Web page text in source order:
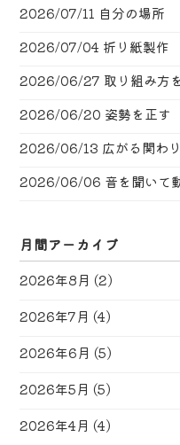
2026/07/11 自分の場所
2026/07/04 折り紙製作
2026/06/27 取り組み方
2026/06/20 姿勢を正す
2026/06/13 広がる関わり
2026/06/06 音を聞いて
月間アーカイブ
2026年8月 (2)
2026年7月 (4)
2026年6月 (5)
2026年5月 (5)
2026年4月 (4)